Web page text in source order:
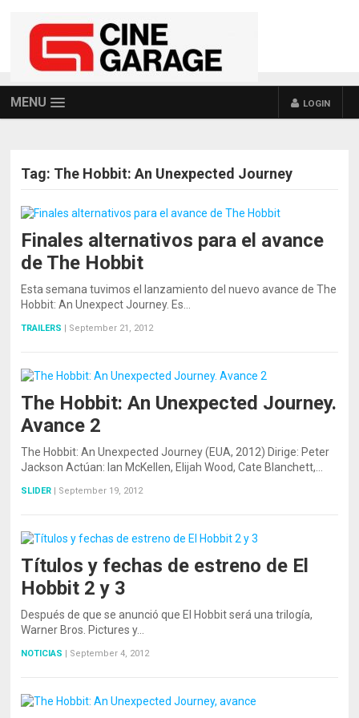
MENU LOGIN
Tag: The Hobbit: An Unexpected Journey
Finales alternativos para el avance
de The Hobbit
Esta semana tuvimos el lanzamiento del nuevo avance de The
Hobbit: An Unexpect Journey. Es…
TRAILERS | September 21, 2012
The Hobbit: An Unexpected Journey.
Avance 2
The Hobbit: An Unexpected Journey (EUA, 2012) Dirige: Peter
Jackson Actúan: Ian McKellen, Elijah Wood, Cate Blanchett,…
SLIDER | September 19, 2012
Títulos y fechas de estreno de El
Hobbit 2 y 3
Después de que se anunció que El Hobbit será una trilogía,
Warner Bros. Pictures y…
NOTICIAS | September 4, 2012